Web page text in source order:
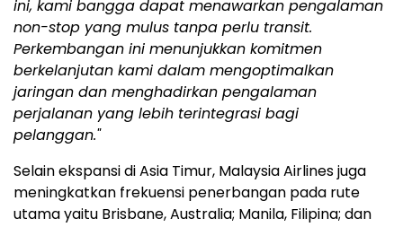
ini, kami bangga dapat menawarkan pengalaman
non-stop yang mulus tanpa perlu transit.
Perkembangan ini menunjukkan komitmen
berkelanjutan kami dalam mengoptimalkan
jaringan dan menghadirkan pengalaman
perjalanan yang lebih terintegrasi bagi
pelanggan."
Selain ekspansi di Asia Timur, Malaysia Airlines juga
meningkatkan frekuensi penerbangan pada rute
utama yaitu Brisbane, Australia; Manila, Filipina; dan